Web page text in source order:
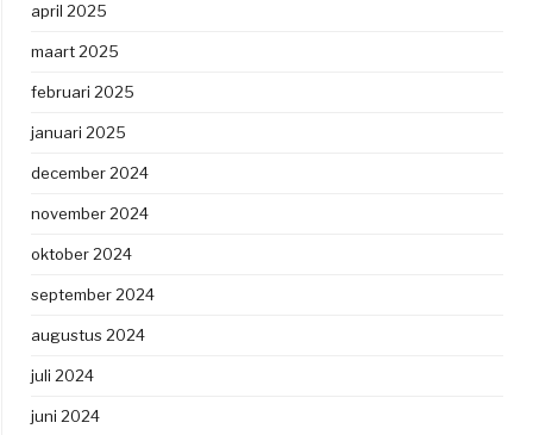
april 2025
maart 2025
februari 2025
januari 2025
december 2024
november 2024
oktober 2024
september 2024
augustus 2024
juli 2024
juni 2024